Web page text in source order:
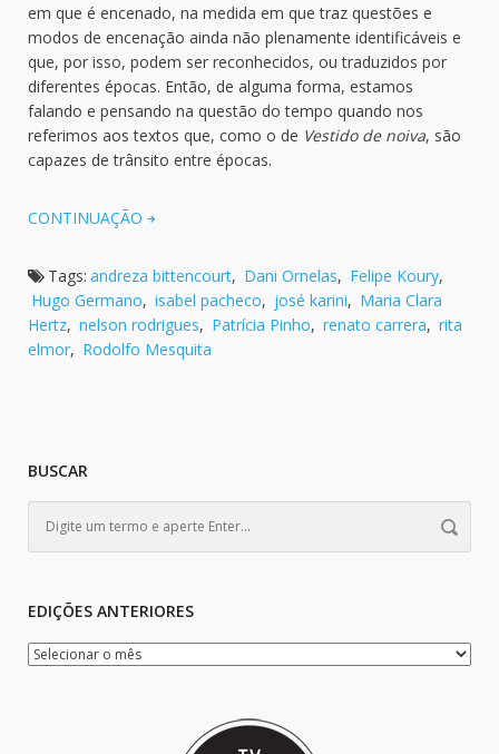
em que é encenado, na medida em que traz questões e
modos de encenação ainda não plenamente identificáveis e
que, por isso, podem ser reconhecidos, ou traduzidos por
diferentes épocas. Então, de alguma forma, estamos
falando e pensando na questão do tempo quando nos
referimos aos textos que, como o de Vestido de noiva, são
capazes de trânsito entre épocas.
CONTINUAÇÃO
Tags: andreza bittencourt, Dani Ornelas, Felipe Koury,
Hugo Germano, isabel pacheco, josé karini, Maria Clara
Hertz, nelson rodrigues, Patrícia Pinho, renato carrera, rita
elmor, Rodolfo Mesquita
BUSCAR
EDIÇÕES ANTERIORES